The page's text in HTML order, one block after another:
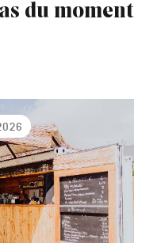
du moment